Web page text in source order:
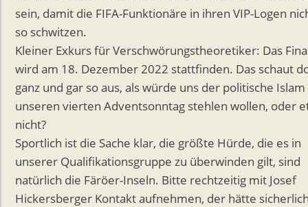
sein, damit die FIFA-Funktionäre in ihren VIP-Logen
so schwitzen.
Kleiner Exkurs für Verschwörungstheoretiker: Das
wird am 18. Dezember 2022 stattfinden. Das schaut
ganz und gar so aus, als würde uns der politische Islam
unseren vierten Adventsonntag stehlen wollen, oder
nicht?
Sportlich ist die Sache klar, die größte Hürde, die es in
unserer Qualifikationsgruppe zu überwinden gilt, sind
natürlich die Färöer-Inseln. Bitte rechtzeitig mit Josef
Hickersberger Kontakt aufnehmen, der hätte